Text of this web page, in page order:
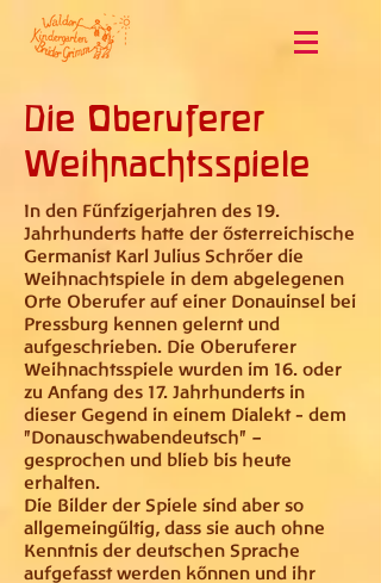
Die Oberuferer
Weihnachtsspiele
In den Fünfzigerjahren des 19.
Jahrhunderts hatte der österreichische
Germanist Karl Julius Schröer die
Weihnachtspiele in dem abgelegenen
Orte Oberufer auf einer Donauinsel bei
Pressburg kennen gelernt und
aufgeschrieben. Die Oberuferer
Weihnachtsspiele wurden im 16. oder
zu Anfang des 17. Jahrhunderts in
dieser Gegend in einem Dialekt - dem
"Donauschwabendeutsch" –
gesprochen und blieb bis heute
erhalten.
Die Bilder der Spiele sind aber so
allgemeingültig, dass sie auch ohne
Kenntnis der deutschen Sprache
aufgefasst werden können und ihr